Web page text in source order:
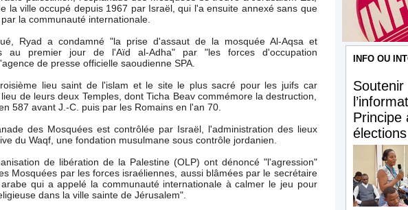
la ville occupé depuis 1967 par Israël, qui l'a ensuite annexé sans que
la communauté internationale.
Ryad a condamné "la prise d'assaut de la mosquée Al-Aqsa et
au premier jour de l'Aïd al-Adha" par "les forces d'occupation
de presse officielle saoudienne SPA.
lieu saint de l'islam et le site le plus sacré pour les juifs car
de leurs deux Temples, dont Ticha Beav commémore la destruction,
587 avant J.-C. puis par les Romains en l'an 70.
des Mosquées est contrôlée par Israël, l'administration des lieux
du Waqf, une fondation musulmane sous contrôle jordanien.
de libération de la Palestine (OLP) ont dénoncé "l'agression"
Mosquées par les forces israéliennes, aussi blâmées par le secrétaire
qui a appelé la communauté internationale à calmer le jeu pour
dans la ville sainte de Jérusalem".
INFO OU
Soutenir
Principe
élections